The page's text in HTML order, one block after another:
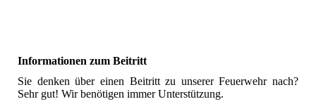
Informationen zum Beitritt
Sie denken über einen Beitritt zu unserer Feuerwehr nach?
Sehr gut! Wir benötigen immer Unterstützung.